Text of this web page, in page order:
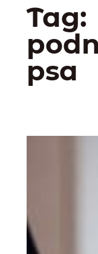
Tag:
psa